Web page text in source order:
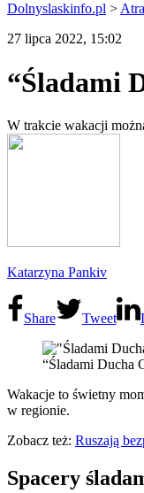
Dolnyslaskinfo.pl >
27 lipca 2022, 15:02
“Śladami
W trakcie wakacji
Katarzyna Pankiv
Share Tweet
“Śladami Ducha
Wakacje to świetny
w regionie.
Zobacz też: Ruszają
Spacery